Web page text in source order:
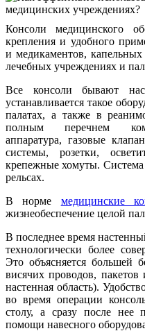
Консоли медицинского
крепления и удобного
и медикаментов, капельных
лечебных учреждениях и
Все консоли бывают
устанавливается такое
палатах, а также в
полным перечнем
аппаратура, газовые
системы, розетки,
крепежные хомуты.
рельсах.
В норме медицинские
жизнеобеспечение целой
В последнее время
технологически более
Это объясняется большей
висячих проводов, пакетов
настенная область).
во время операции
столу, а сразу после нее
помощи навесного